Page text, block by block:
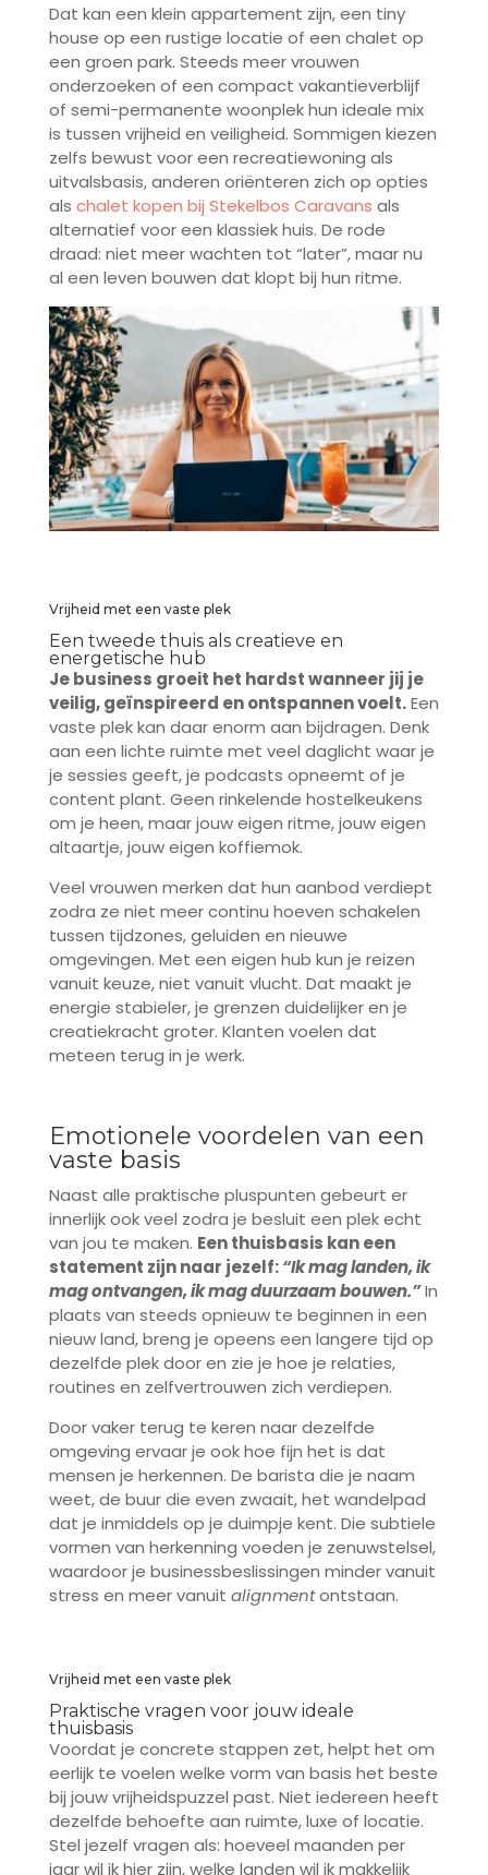
Dat kan een klein appartement zijn, een tiny
house op een rustige locatie of een chalet op
een groen park. Steeds meer vrouwen
onderzoeken of een compact vakantieverblijf
of semi-permanente woonplek hun ideale mix
is tussen vrijheid en veiligheid. Sommigen kiezen
zelfs bewust voor een recreatiewoning als
uitvalsbasis, anderen oriënteren zich op opties
als chalet kopen bij Stekelbos Caravans als
alternatief voor een klassiek huis. De rode
draad: niet meer wachten tot “later”, maar nu
al een leven bouwen dat klopt bij hun ritme.
Vrijheid met een vaste plek
Een tweede thuis als creatieve en
energetische hub
Je business groeit het hardst wanneer jij je
veilig, geïnspireerd en ontspannen voelt.Een
vaste plek kan daar enorm aan bijdragen. Denk
aan een lichte ruimte met veel daglicht waar je
je sessies geeft, je podcasts opneemt of je
content plant. Geen rinkelende hostelkeukens
om je heen, maar jouw eigen ritme, jouw eigen
altaartje, jouw eigen koffiemok.
Veel vrouwen merken dat hun aanbod verdiept
zodra ze niet meer continu hoeven schakelen
tussen tijdzones, geluiden en nieuwe
omgevingen. Met een eigen hub kun je reizen
vanuit keuze, niet vanuit vlucht. Dat maakt je
energie stabieler, je grenzen duidelijker en je
creatiekracht groter. Klanten voelen dat
meteen terug in je werk.
Emotionele voordelen van een
vaste basis
Naast alle praktische pluspunten gebeurt er
innerlijk ook veel zodra je besluit een plek echt
van jou te maken. Een thuisbasis kan een
statement zijn naar jezelf:“Ik mag landen, ik
mag ontvangen, ik mag duurzaam bouwen.”In
plaats van steeds opnieuw te beginnen in een
nieuw land, breng je opeens een langere tijd op
dezelfde plek door en zie je hoe je relaties,
routines en zelfvertrouwen zich verdiepen.
Door vaker terug te keren naar dezelfde
omgeving ervaar je ook hoe fijn het is dat
mensen je herkennen. De barista die je naam
weet, de buur die even zwaait, het wandelpad
dat je inmiddels op je duimpje kent. Die subtiele
vormen van herkenning voeden je zenuwstelsel,
waardoor je businessbeslissingen minder vanuit
stress en meer vanuit alignmentontstaan.
Vrijheid met een vaste plek
Praktische vragen voor jouw ideale
thuisbasis
Voordat je concrete stappen zet, helpt het om
eerlijk te voelen welke vorm van basis het beste
bij jouw vrijheidspuzzel past. Niet iedereen heeft
dezelfde behoefte aan ruimte, luxe of locatie.
Stel jezelf vragen als: hoeveel maanden per
jaar wil ik hier zijn, welke landen wil ik makkelijk